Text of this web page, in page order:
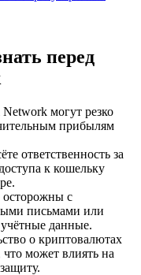
перед
могут резко
прибылям
ответственность за
к кошельку
осторожны с
письмами или
данные.
о криптовалютах
что может влиять на